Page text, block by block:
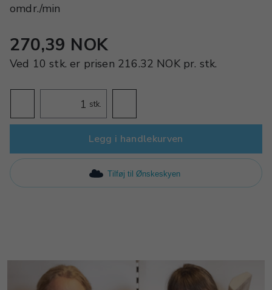
omdr./min
270,39 NOK
Ved 10 stk. er prisen 216.32 NOKpr. stk.
stk.
Legg i handlekurven
Tilføj til Ønskeskyen